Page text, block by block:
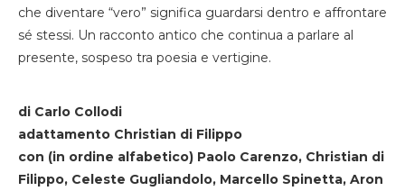
che diventare “vero” significa guardarsi dentro e affrontare
sé stessi. Un racconto antico che continua a parlare al
presente, sospeso tra poesia e vertigine.
di Carlo Collodi
adattamento Christian di Filippo
con (in ordine alfabetico) Paolo Carenzo, Christian di
Filippo, Celeste Gugliandolo, Marcello Spinetta, Aron